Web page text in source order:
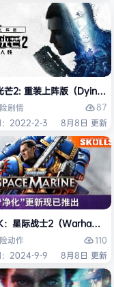
）免安装中文版
芒2: 重装上阵版（Dying
剧情
87
：2022-2-3
8月8日 更新
中文版
：星际战士2（
动作
110
：2024-9-9
8月8日 更新